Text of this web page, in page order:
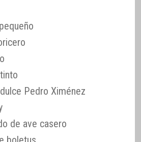
Pedro Ximénez
de ave casero